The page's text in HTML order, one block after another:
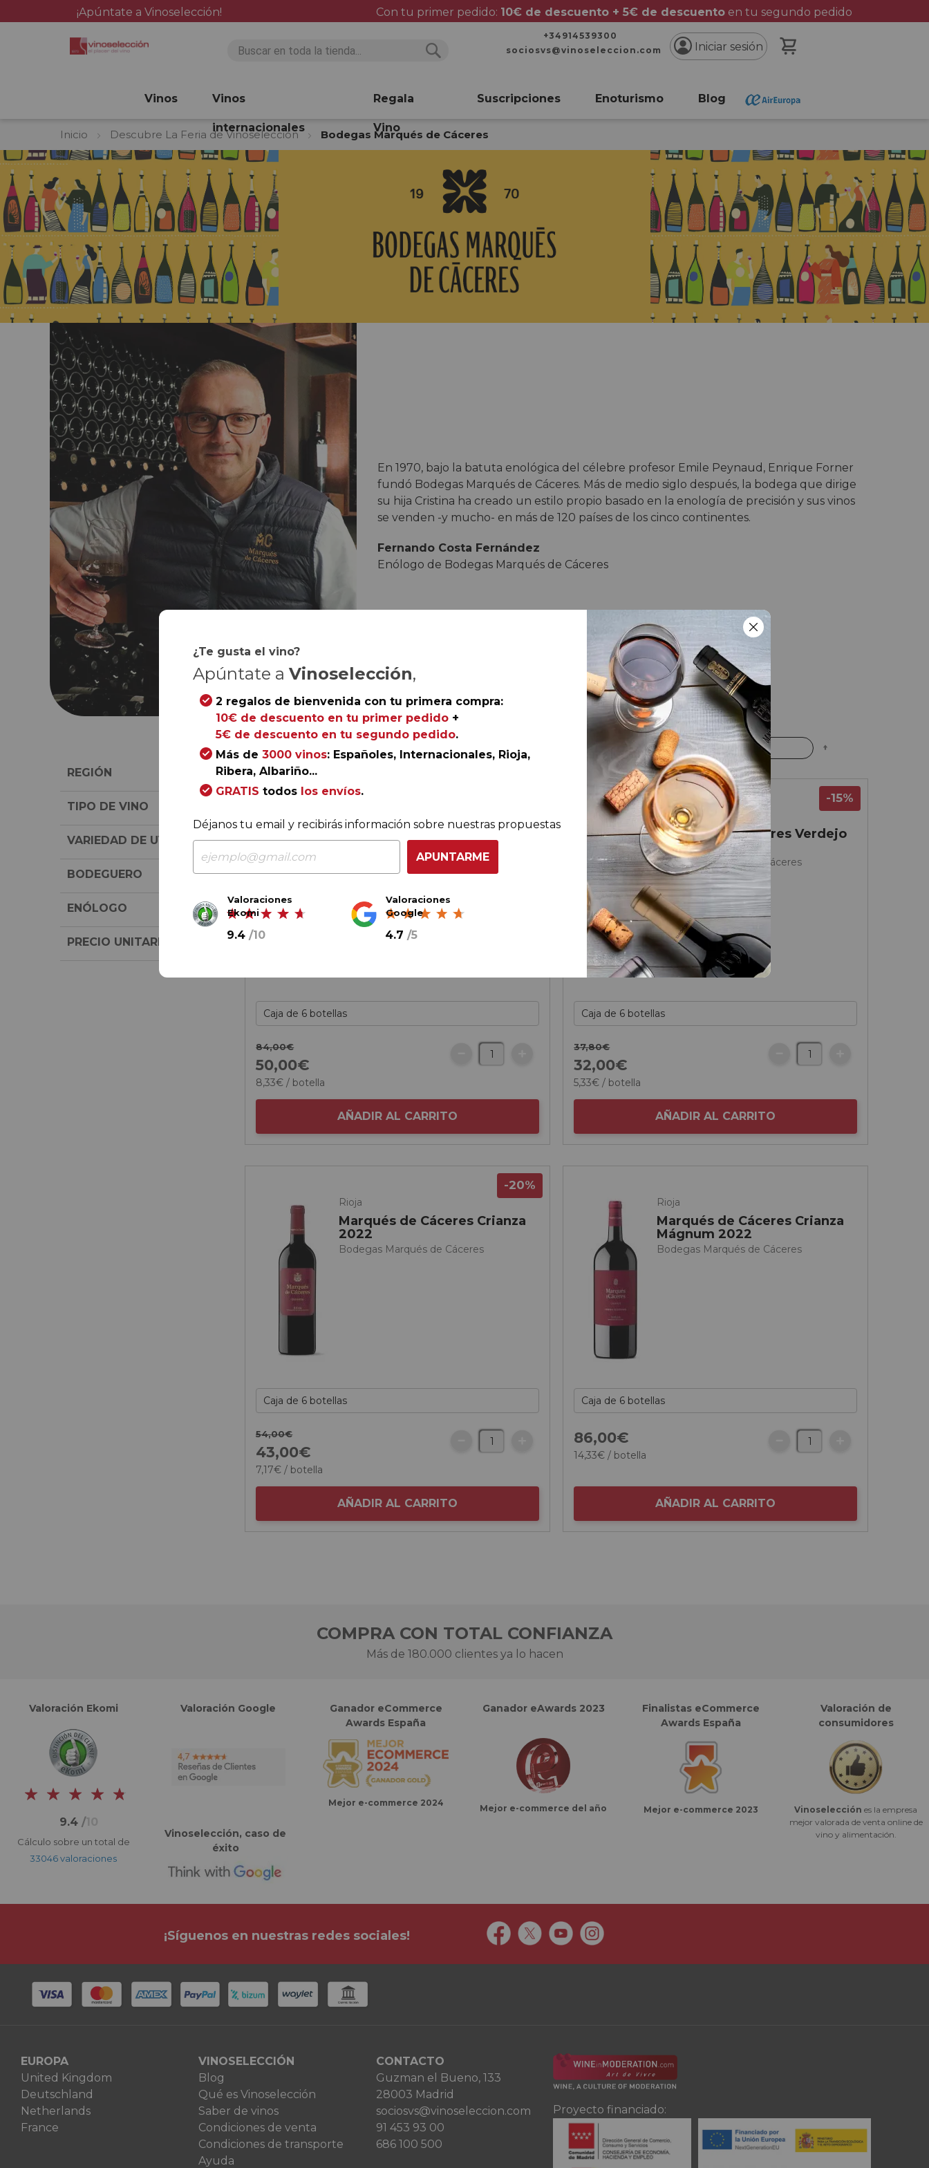
¡Apúntate a Vinoselección! Con tu primer pedido: 10€ de descuento + 5€ de descuentoen tu segundo pedido
+34914539300
sociosvs@vinoseleccion.com
Iniciar sesión
Vinos Vinos
internacionales
Regala
Vino
Suscripciones Enoturismo Blog
Inicio Descubre La Feria de Vinoselección Bodegas Marqués de Cáceres
En 1970, bajo la batuta enológica del célebre profesor Emile Peynaud, Enrique Forner
fundó Bodegas Marqués de Cáceres. Más de medio siglo después, la bodega que dirige
su hija Cristina ha creado un estilo propio basado en la enología de precisión y sus vinos
se venden -y mucho- en más de 120 países de los cinco continentes.
Fernando Costa Fernández
Enólogo de Bodegas Marqués de Cáceres
Ordenar por
Descendente
Marqués de Cáceres Edición
Especial Reserva 2021
Bodegas Marqués de Cáceres
84,00€
50,00€
8,33€ / botella
AÑADIR AL CARRITO
Rueda
Marqués de Cáceres Verdejo
2025
Bodegas Marqués de Cáceres
-15%
37,80€
32,00€
5,33€ / botella
AÑADIR AL CARRITO
Rioja
Marqués de Cáceres Crianza
2022
Bodegas Marqués de Cáceres
-20%
54,00€
43,00€
7,17€ / botella
AÑADIR AL CARRITO
Rioja
Marqués de Cáceres Crianza
Mágnum 2022
Bodegas Marqués de Cáceres
86,00€
14,33€ / botella
AÑADIR AL CARRITO
REGIÓN
TIPO DE VINO
VARIEDAD DE UVA
BODEGUERO
ENÓLOGO
PRECIO UNITARIO
COMPRA CON TOTAL CONFIANZA
Más de 180.000 clientes ya lo hacen
Valoración Ekomi
9.4 /10
Cálculo sobre un total de
33046 valoraciones
Valoración Google
Vinoselección, caso de
éxito
Ganador eCommerce
Awards España
Mejor e-commerce 2024
Ganador eAwards 2023
Mejor e-commerce del año
Finalistas eCommerce
Awards España
Mejor e-commerce 2023
Valoración de
consumidores
Vinoselección es la empresa
mejor valorada de venta online de
vino y alimentación.
¡Síguenos en nuestras redes sociales!
EUROPA
United Kingdom
Deutschland
Netherlands
France
VINOSELECCIÓN
Blog
Qué es Vinoselección
Saber de vinos
Condiciones de venta
Condiciones de transporte
Ayuda
CONTACTO
Guzman el Bueno, 133
28003 Madrid
sociosvs@vinoseleccion.com
91 453 93 00
686 100 500
Proyecto financiado:
¿Te gusta el vino?
Apúntate a Vinoselección,
2 regalos de bienvenida con tu primera compra:
10€ de descuento en tu primer pedido+
5€ de descuento en tu segundo pedido.
Más de 3000 vinos: Españoles, Internacionales, Rioja,
Ribera, Albariño...
GRATIS todos los envíos.
Déjanos tu email y recibirás información sobre nuestras propuestas
APUNTARME
Valoraciones
Ekomi
9.4 /10
Valoraciones
Google
4.7 /5